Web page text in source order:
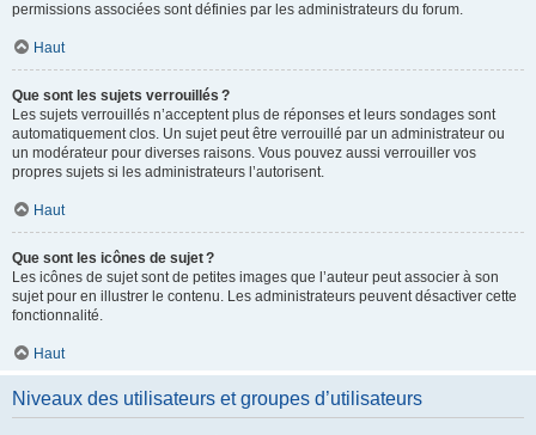
permissions associées sont définies par les administrateurs du forum.
Haut
Que sont les sujets verrouillés ?
Les sujets verrouillés n’acceptent plus de réponses et leurs sondages sont
automatiquement clos. Un sujet peut être verrouillé par un administrateur ou
un modérateur pour diverses raisons. Vous pouvez aussi verrouiller vos
propres sujets si les administrateurs l’autorisent.
Haut
Que sont les icônes de sujet ?
Les icônes de sujet sont de petites images que l’auteur peut associer à son
sujet pour en illustrer le contenu. Les administrateurs peuvent désactiver cette
fonctionnalité.
Haut
Niveaux des utilisateurs et groupes d’utilisateurs